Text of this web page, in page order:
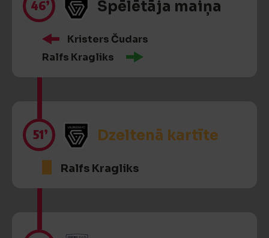
46’ Spēlētāja maiņa
Kristers Čudars
Ralfs Kragliks
51’ Dzeltenā kartīte
Ralfs Kragliks